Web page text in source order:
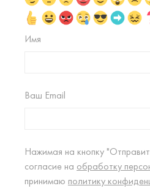
Имя
Ваш Email
Нажимая на кнопку
согласие на обработку
принимаю политику